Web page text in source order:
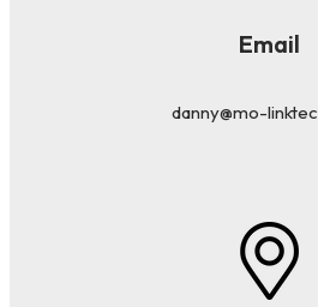
Email
danny@mo-